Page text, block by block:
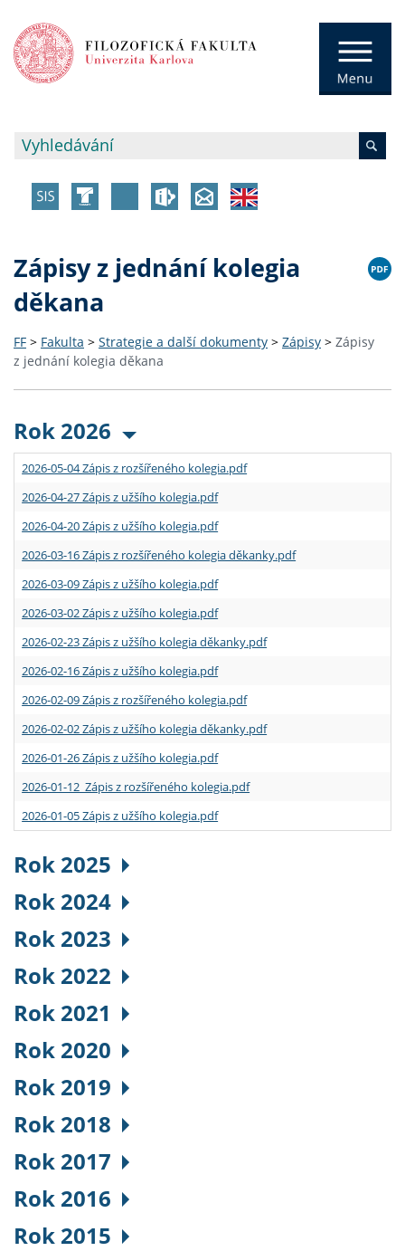
Zápisy z jednání kolegia
děkana
FF > Fakulta > Strategie a další dokumenty > Zápisy > Zápisy
z jednání kolegia děkana
Rok 2026
2026-05-04 Zápis z rozšířeného kolegia.pdf
2026-04-27 Zápis z užšího kolegia.pdf
2026-04-20 Zápis z užšího kolegia.pdf
2026-03-16 Zápis z rozšířeného kolegia děkanky.pdf
2026-03-09 Zápis z užšího kolegia.pdf
2026-03-02 Zápis z užšího kolegia.pdf
2026-02-23 Zápis z užšího kolegia děkanky.pdf
2026-02-16 Zápis z užšího kolegia.pdf
2026-02-09 Zápis z rozšířeného kolegia.pdf
2026-02-02 Zápis z užšího kolegia děkanky.pdf
2026-01-26 Zápis z užšího kolegia.pdf
2026-01-12 Zápis z rozšířeného kolegia.pdf
2026-01-05 Zápis z užšího kolegia.pdf
Rok 2025
Rok 2024
Rok 2023
Rok 2022
Rok 2021
Rok 2020
Rok 2019
Rok 2018
Rok 2017
Rok 2016
Rok 2015